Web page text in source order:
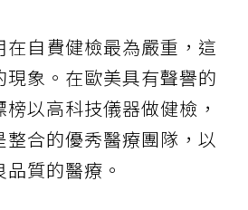
自費健檢最為嚴重，這
象。在歐美具有聲譽的
以高科技儀器做健檢，
合的優秀醫療團隊，以
質的醫療。